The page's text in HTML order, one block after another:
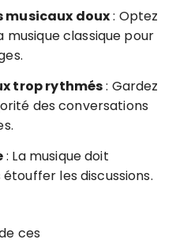
musicaux doux: Optez
musique classique pour
trop rythmés: Gardez
des conversations
: La musique doit
les discussions.
ces